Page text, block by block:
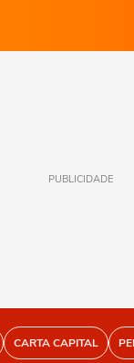
PUBLICIDADE
CARTA CAPITAL